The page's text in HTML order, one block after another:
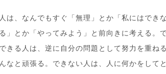
は、なんでもすぐ「無理」とか「私にはでき
」とか「やってみよう」と前向きに考える。
きる人は、逆に自分の問題として努力を重ね
なと頑張る。できない人は、人に何かをして